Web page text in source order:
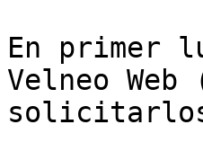
En primer
Velneo